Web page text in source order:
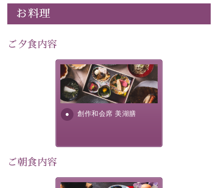
使いやすさにも配慮しました。
時の移り変わりとともに刻々と変わる諏訪湖を眺めなが
落防止ワイヤーを設置しております。
-----------【安心への取り組み】----------
個室料亭、貸切風呂のご利用が可能な上、 安心安全にご
滞在いただけるよう
30項目以上からなる独自の衛生・消毒プログラムの基、
■内容&特典■
・露天風呂付き客室のご利用
お料理
ご夕食内容
創作和会席 美湖膳
美湖膳とは諏訪の地で特別を
提供する為に料理長・神原 裕
明が考え出した創作和会席で
す。美しい諏訪湖の幸...
ご朝食内容